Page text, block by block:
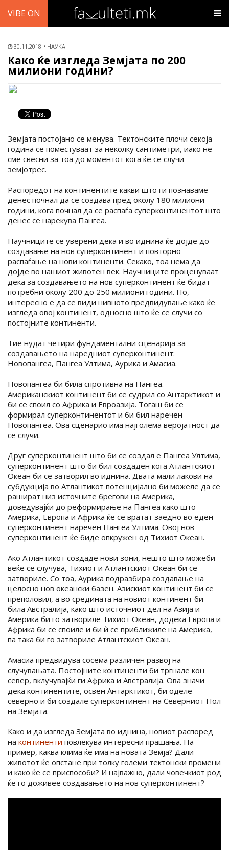
VIBE ON
30.11.2018 НАУКА
Како ќе изгледа Земјата по 200
милиони години?
Земјата постојано се менува. Тектонските плочи секоја
година се поместуваат за неколку сантиметри, иако не
сме свесни за тоа до моментот кога ќе се случи
земјотрес.
Распоредот на континентите какви што ги познаваме
денес почнал да се создава пред околу 180 милиони
години, кога почнал да се распаѓа суперконтинентот што
денес се нарекува Пангеа.
Научниците се уверени дека и во иднина ќе дојде до
создавање на нов суперконтинент и повторно
распаѓање на нови континенти. Секако, тоа нема да
дојде во нашиот животен век. Научниците проценуваат
дека за создавањето на нов суперконтинент ќе бидат
потребни околу 200 до 250 милиони години. Но,
интересно е да се види нивното предвидување како ќе
изгледа овој континент, односно што ќе се случи со
постојните континенти.
Тие нудат четири фундаментални сценарија за
создавањето на наредниот суперконтинент:
Новопангеа, Пангеа Ултима, Аурика и Амасиа.
Новопангеа би била спротивна на Пангеа.
Американскиот континент би се судрил со Антарктикот и
би се споил со Африка и Евроазија. Тогаш би се
формирал суперконтинентот и би бил наречен
Новопангеа. Ова сценарио има најголема веројатност да
се случи.
Друг суперконтинент што би се создал е Пангеа Ултима,
суперконтинент што би бил создаден кога Атлантскиот
Океан би се затворил во иднина. Двата мали лакови на
субдукција во Атлантикот потенцијално би можеле да се
рашират низ источните брегови на Америка,
доведувајќи до реформирање на Пангеа како што
Америка, Европа и Африка ќе се вратат заедно во еден
суперконтинент наречен Пангеа Ултима. Овој нов
суперконтинент ќе биде опкружен од Тихиот Океан.
Ако Атлантикот создаде нови зони, нешто што можеби
веќе се случува, Тихиот и Атлантскиот Океан би се
затвориле. Со тоа, Аурика подразбира создавање на
целосно нов океански базен. Азискиот континент би се
преполовил, а во средината на новиот континент би
била Австралија, како што источниот дел на Азија и
Америка би го затвориле Тихиот Океан, додека Европа и
Африка би се споиле и би ѝ се приближиле на Америка,
па така би го затвориле Атлантскиот Океан.
Амасиа предвидува сосема различен развој на
случувањата. Постојните континенти би тргнале кон
север, вклучувајќи ги Африка и Австралија. Ова значи
дека континентите, освен Антарктикот, би оделе
северно и би создале суперконтинент на Северниот Пол
на Земјата.
Како и да изгледа Земјата во иднина, новиот распоред
на континенти повлекува интересни прашања. На
пример, каква клима ќе има на новата Земја? Дали
животот ќе опстане при толку големи тектонски промени
и како ќе се приспособи? И најважно, дали човечкиот род
ќе го доживее создавањето на нов суперконтинент?